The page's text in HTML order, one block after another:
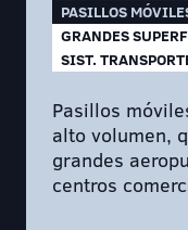
PASILLOS
GRANDES
SIST.
Pasillos
alto volumen,
grandes
centros